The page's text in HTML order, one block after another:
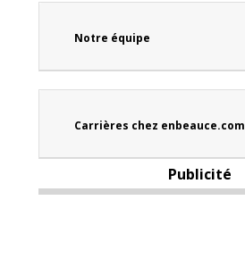
Notre équipe
Carrières chez enbeauce.com
Publicité